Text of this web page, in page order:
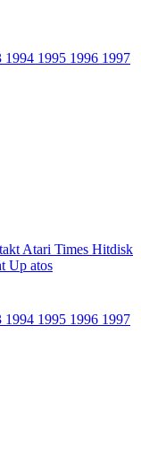
1994 1995 1996 1997
Atari Times Hitdisk
Up atos
1994 1995 1996 1997